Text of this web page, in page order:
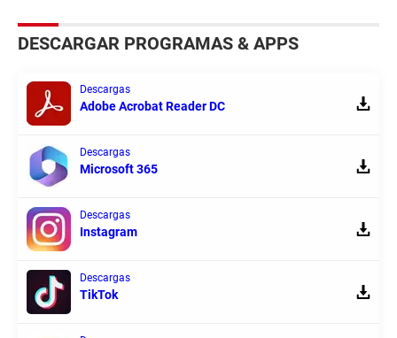
DESCARGAR PROGRAMAS & APPS
Descargas
Adobe Acrobat Reader DC
Descargas
Microsoft 365
Descargas
Instagram
Descargas
TikTok